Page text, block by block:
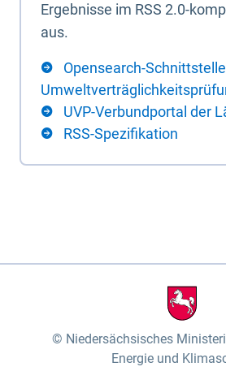
Ergebnisse im RSS 2.0-
aus.
Opensearch-
UVP-Verbundportal der
RSS-Spezifikation
Niedersächsisches
Energie und